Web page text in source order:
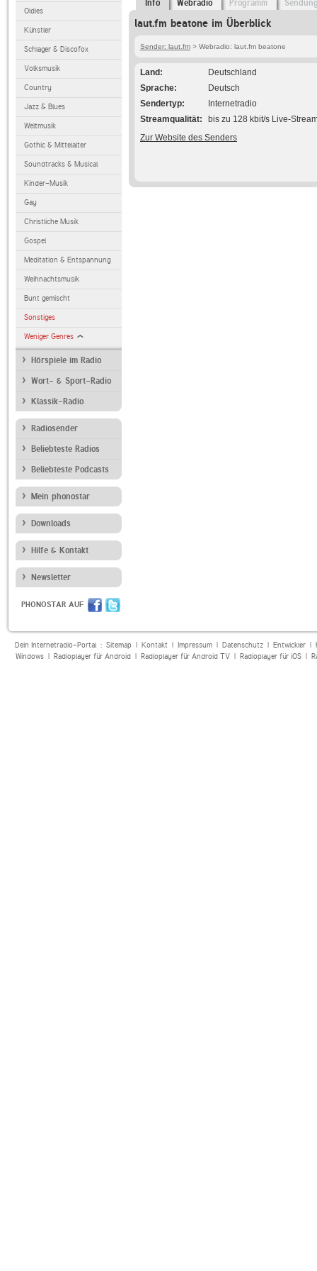
Oldies
Künstler
Schlager & Discofox
Volksmusik
Country
Jazz & Blues
Weltmusik
Gothic & Mittelalter
Soundtracks & Musical
Kinder-Musik
Gay
Christliche Musik
Gospel
Meditation & Entspannung
Weihnachtsmusik
Bunt gemischt
Sonstiges
Weniger Genres
Hörspiele im Radio
Wort- & Sport-Radio
Klassik-Radio
Radiosender
Beliebteste Radios
Beliebteste Podcasts
Mein phonostar
Downloads
Hilfe & Kontakt
Newsletter
PHONOSTAR AUF
Info Webradio Programm
laut.fm beatone im Überblick
Sender: laut.fm > Webradio: laut.fm beatone
Land
Deutschland
Sprache
Deutsch
Sendertyp
Internetradio
Streamqualität
bis zu 128 kbit/s Live-
Zur Website des Senders
Dein Internetradio-Portal : Sitemap| Kontakt| Impressum| Datenschutz| Entwickler|
Windows| Radioplayer für Android| Radioplayer für Android TV| Radioplayer für iOS|